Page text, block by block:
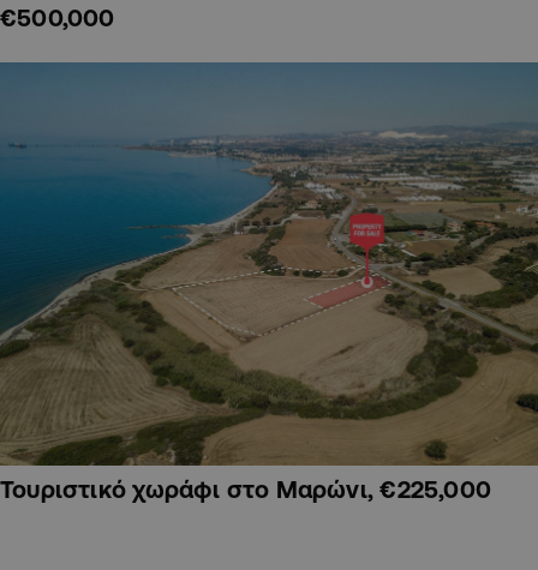
€500,000
Τουριστικό χωράφι στο Μαρώνι, €225,000